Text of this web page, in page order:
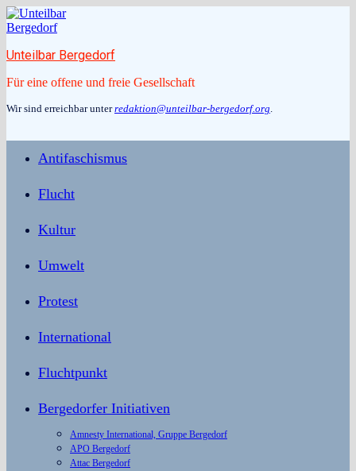
Zum
Inhalt
Unteilbar Bergedorf
Für eine offene und freie Gesellschaft
Wir sind erreichbar unterredaktion@unteilbar-bergedorf.org.
Antifaschismus
Flucht
Kultur
Umwelt
Protest
International
Fluchtpunkt
Bergedorfer Initiativen
Amnesty International, Gruppe Bergedorf
APO Bergedorf
Attac Bergedorf